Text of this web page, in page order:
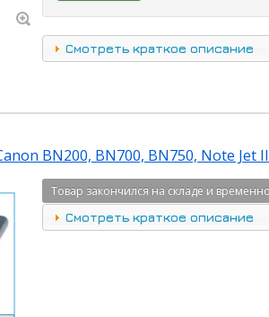
Смотреть краткое описание
BN200, BN700, BN750, Note Jet
Товар закончился на складе и
Смотреть краткое описание